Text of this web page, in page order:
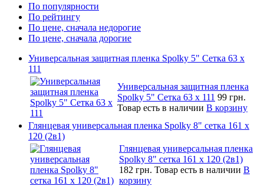
По популярности
По рейтингу
По цене, сначала недорогие
По цене, сначала дорогие
Универсальная защитная пленка Spolky 5" Сетка 63 x
111
Универсальная защитная пленка
Spolky 5" Сетка 63 x 111 99 грн.
Товар есть в наличии В корзину
Глянцевая универсальная пленка Spolky 8" сетка 161 х
120 (2в1)
Глянцевая универсальная пленка
Spolky 8" сетка 161 х 120 (2в1)
182 грн. Товар есть в наличии В
корзину